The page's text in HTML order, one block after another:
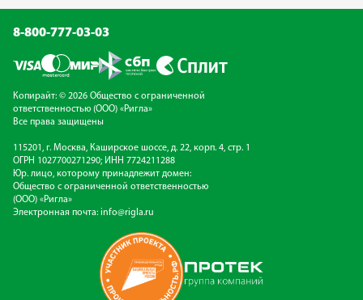
8-800-777-03-03
Копирайт: © 2026 Общество с ограниченной
ответственностью (ООО) «Ригла»
Все права защищены
115201, г. Москва, Каширское шоссе, д. 22, корп. 4, стр. 1
ОГРН 1027700271290; ИНН 7724211288
Юр. лицо, которому принадлежит домен:
Общество с ограниченной ответственностью
(ООО) «Ригла»
Электронная почта: info@rigla.ru